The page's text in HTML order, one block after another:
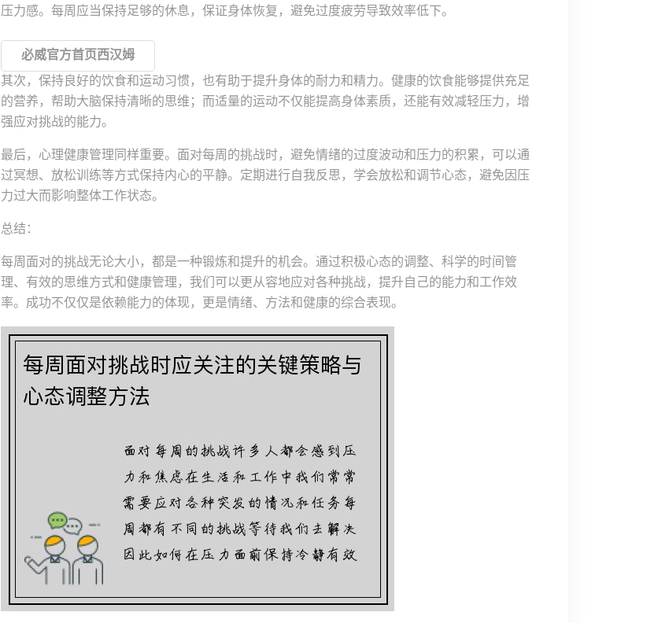
压力感。每周应当保持足够的休息，保证身体恢复，避免过度疲劳导致效率低下。
必威官方首页西汉姆
其次，保持良好的饮食和运动习惯，也有助于提升身体的耐力和精力。健康的饮食能够提供充足
的营养，帮助大脑保持清晰的思维；而适量的运动不仅能提高身体素质，还能有效减轻压力，增
强应对挑战的能力。
最后，心理健康管理同样重要。面对每周的挑战时，避免情绪的过度波动和压力的积累，可以通
过冥想、放松训练等方式保持内心的平静。定期进行自我反思，学会放松和调节心态，避免因压
力过大而影响整体工作状态。
总结：
每周面对的挑战无论大小，都是一种锻炼和提升的机会。通过积极心态的调整、科学的时间管
理、有效的思维方式和健康管理，我们可以更从容地应对各种挑战，提升自己的能力和工作效
率。成功不仅仅是依赖能力的体现，更是情绪、方法和健康的综合表现。